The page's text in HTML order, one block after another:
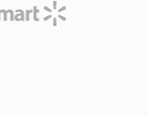
Logic Pro ve